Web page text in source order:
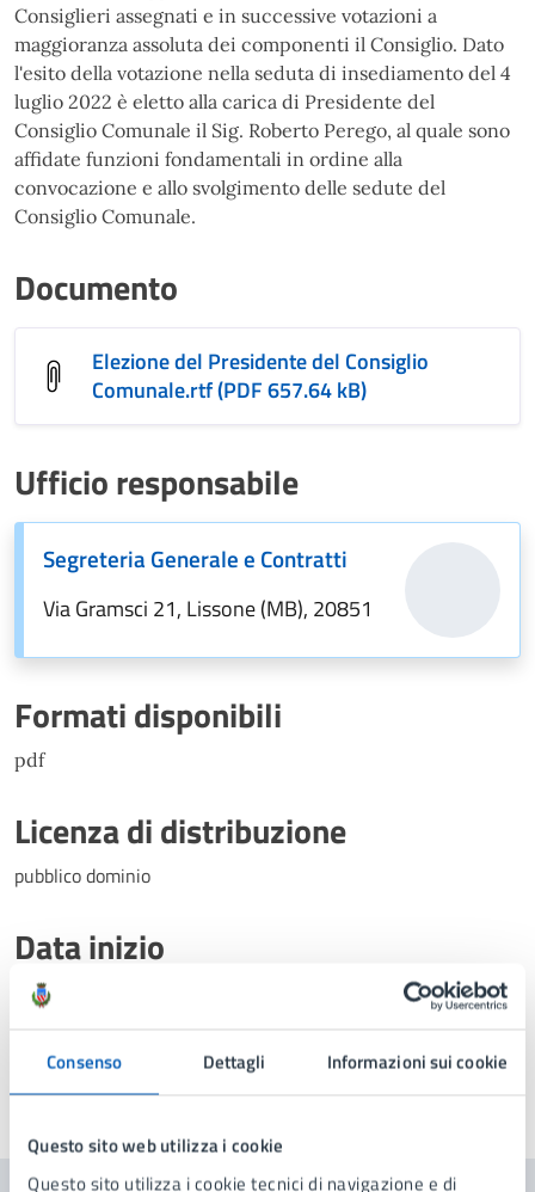
Consenso Dettagli Informazioni sui cookie
Questo sito web utilizza i cookie
Questo sito utilizza i cookie tecnici di navigazione e di
Consiglieri assegnati e in successive votazioni a
maggioranza assoluta dei componenti il Consiglio. Dato
l'esito della votazione nella seduta di insediamento del 4
luglio 2022 è eletto alla carica di Presidente del
Consiglio Comunale il Sig. Roberto Perego, al quale sono
affidate funzioni fondamentali in ordine alla
convocazione e allo svolgimento delle sedute del
Consiglio Comunale.
Documento
Elezione del Presidente del Consiglio
Comunale.rtf (PDF 657.64 kB)
Ufficio responsabile
Segreteria Generale e Contratti
Via Gramsci 21, Lissone (MB), 20851
Formati disponibili
pdf
Licenza di distribuzione
pubblico dominio
Data inizio
04/07/2022